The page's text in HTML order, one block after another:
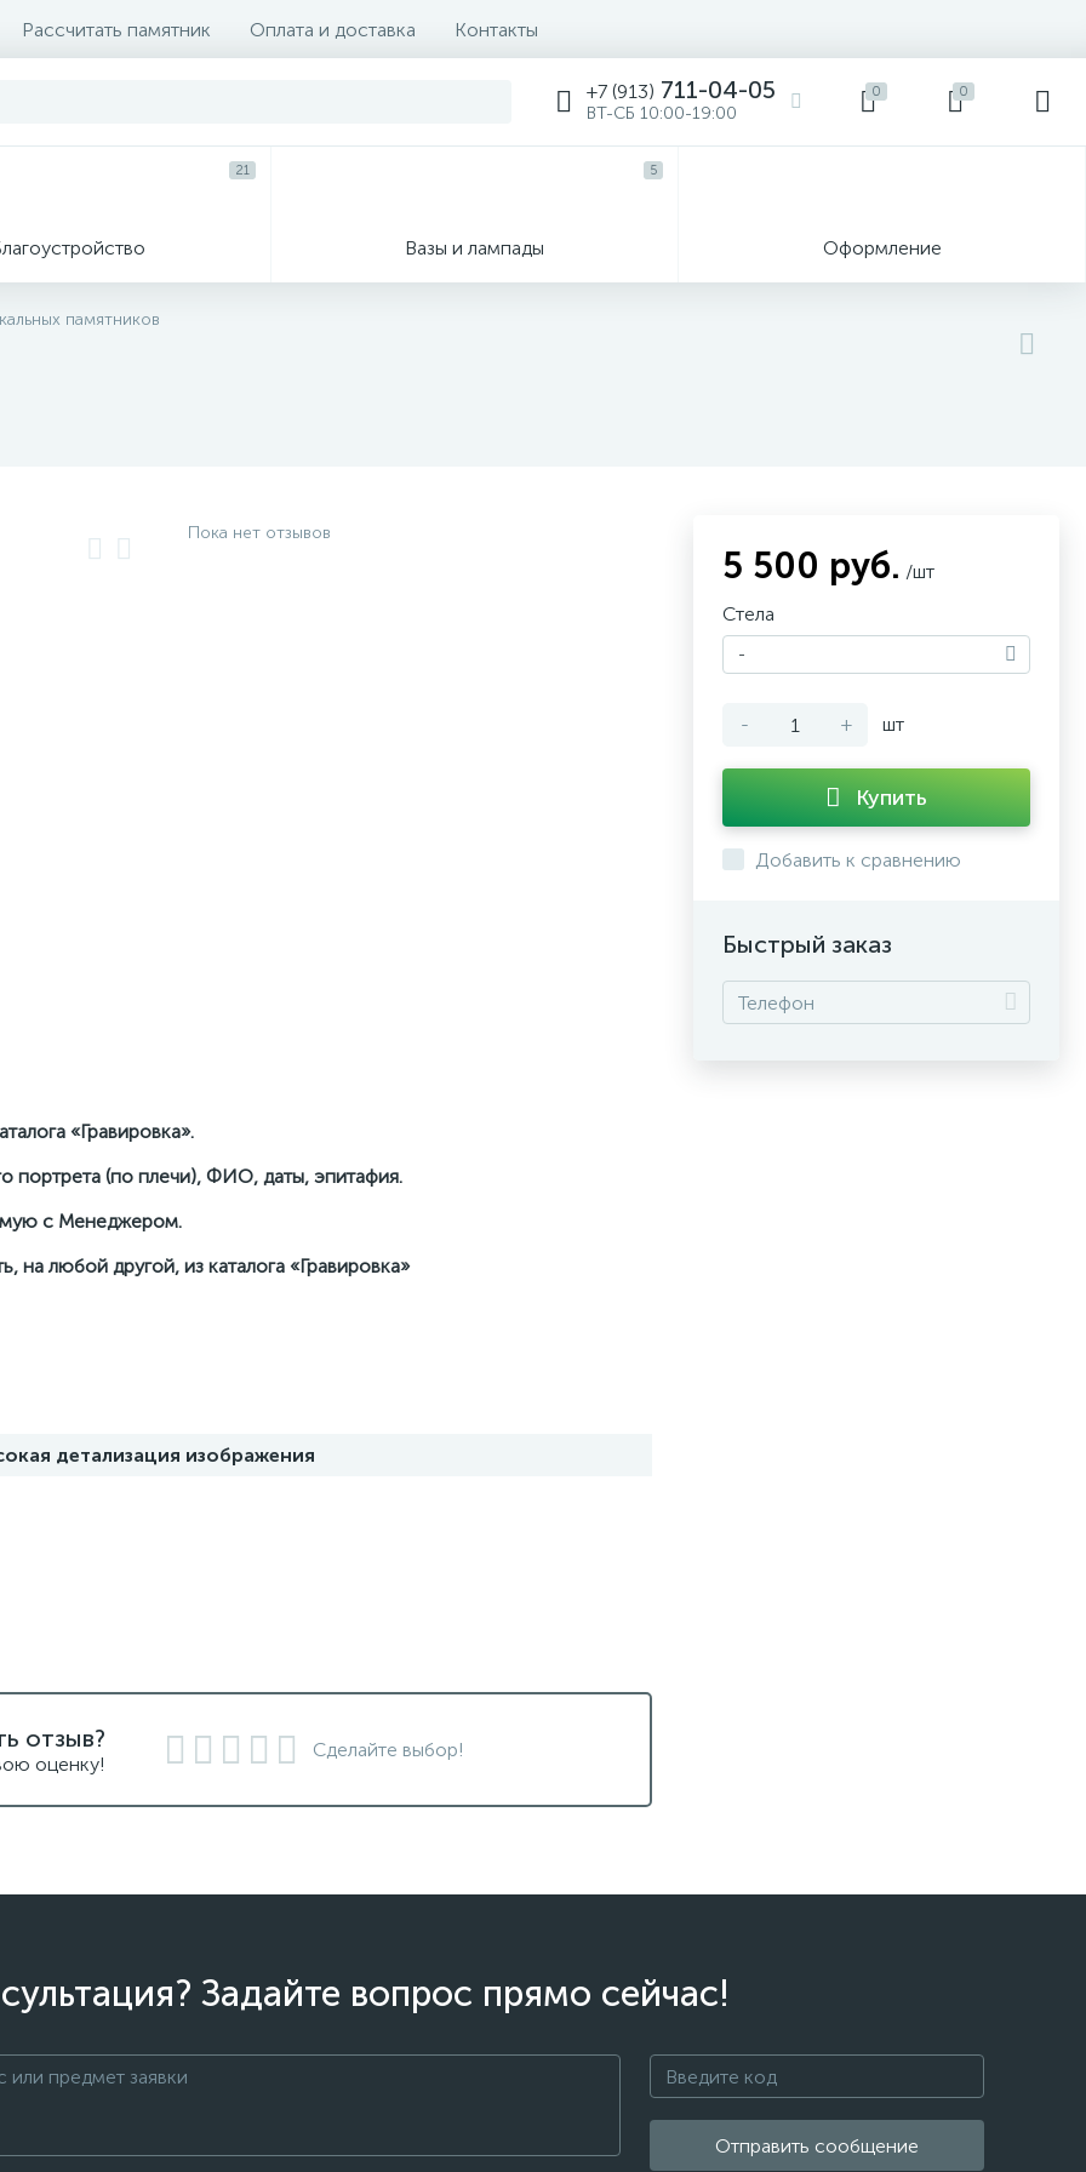
Рассчитать памятник Оплата и доставка Контакты
+7 (913) 711-04-05
ВТ-СБ 10:00-19:00
0 0
21
Вазы и лампады
5
Оформление
памятников
Пока нет отзывов
«Гравировка».
портрета (по плечи), ФИО, даты, эпитафия.
с Менеджером.
любой другой, из каталога «Гравировка»
детализация изображения
5 500 руб. /шт
Стела
-
- + шт
Купить
Добавить к сравнению
Быстрый заказ
отзыв?
оценку!
Сделайте выбор!
Задайте вопрос прямо сейчас!
Отправить сообщение